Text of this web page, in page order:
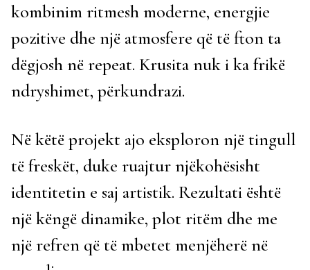
kombinim ritmesh moderne, energjie
pozitive dhe një atmosfere që të fton ta
dëgjosh në repeat. Krusita nuk i ka frikë
ndryshimet, përkundrazi.
Në këtë projekt ajo eksploron një tingull
të freskët, duke ruajtur njëkohësisht
identitetin e saj artistik. Rezultati është
një këngë dinamike, plot ritëm dhe me
një refren që të mbetet menjëherë në